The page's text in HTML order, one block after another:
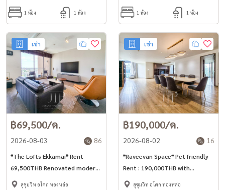
1 ห้อง 1 ห้อง 1 ห้อง 1 ห้อง
เช่า
฿69,500/ด.
2026-08-03 86
*The Lofts Ekkamai* Rent
69,500THB Renovated modern
90sq.m 2-Bedroom unit for rent
สุขุมวิท อโศก ทองหล่อ
เช่า
฿190,000/ด.
2026-08-02 16
*Raveevan Space* Pet friendly
Rent : 190,000THB with
furnished, 160,000THB
สุขุมวิท อโศก ทองหล่อ